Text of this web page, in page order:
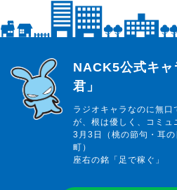
らじっと君
NACK5公式キャ
君」
ラジオキャラなのに無
が、根は優しく、コミュ
3月3日（桃の節句・耳
町）
座右の銘「足で稼ぐ」